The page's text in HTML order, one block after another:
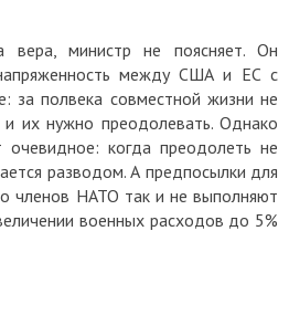
вера, министр не поясняет. Он
между США и ЕС с
за полвека совместной жизни не
и их нужно преодолевать. Однако
очевидное: когда преодолеть не
разводом. А предпосылки для
членов НАТО так и не выполняют
военных расходов до 5%